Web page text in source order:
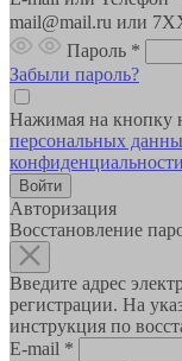
mail@mail.ru или
Пароль *
Забыли пароль?
Нажимая на кнопку
персональных
конфиденциальности
Авторизация
Восстановление
Введите адрес
регистрации. На
инструкция по
E-mail *